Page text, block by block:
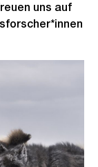
uns auf